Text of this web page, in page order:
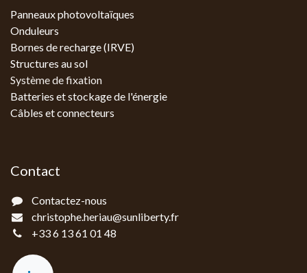
Panneaux photovoltaïques
Onduleurs
Bornes de recharge (IRVE)
Structures au sol
Système de fixation
Batteries et stockage de l'énergie
Câbles et connecteurs
Contact
Contactez-nous
christophe.heriau@sunliberty.fr
+33 6 13 61 01 48‬